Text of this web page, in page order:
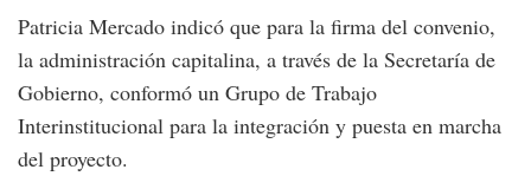
Patricia Mercado indicó que para la firma del convenio,
la administración capitalina, a través de la Secretaría de
Gobierno, conformó un Grupo de Trabajo
Interinstitucional para la integración y puesta en marcha
del proyecto.